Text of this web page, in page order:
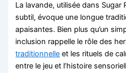
La lavande, utilisée dans Sugar
subtil, évoque une longue
apaisantes. Bien plus qu’un
inclusion rappelle le rôle des
traditionnelle et les rituels de
entre le jeu et l’histoire